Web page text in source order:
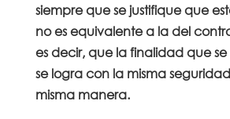
siempre que se justifique que
no es equivalente a la del
es decir, que la finalidad que
se logra con la misma
misma manera.